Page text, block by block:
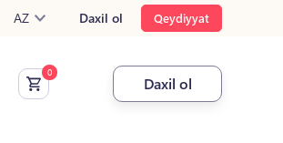
AZ Daxil ol Qeydiyyat
Daxil ol